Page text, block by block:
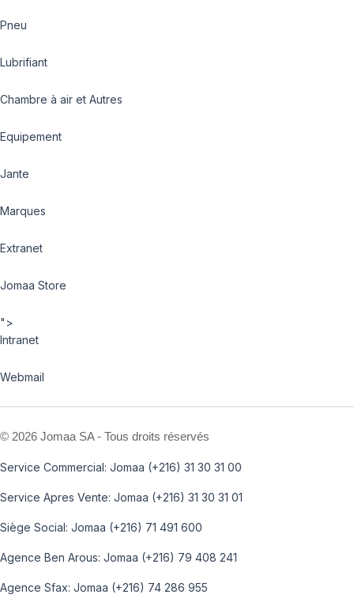
Pneu
Lubrifiant
Chambre à air et Autres
Equipement
Jante
Marques
Extranet
Jomaa Store
">
Intranet
Webmail
© 2026 Jomaa SA - Tous droits réservés
Service Commercial: Jomaa (+216) 31 30 31 00
Service Apres Vente: Jomaa (+216) 31 30 31 01
Siège Social: Jomaa (+216) 71 491 600
Agence Ben Arous: Jomaa (+216) 79 408 241
Agence Sfax: Jomaa (+216) 74 286 955